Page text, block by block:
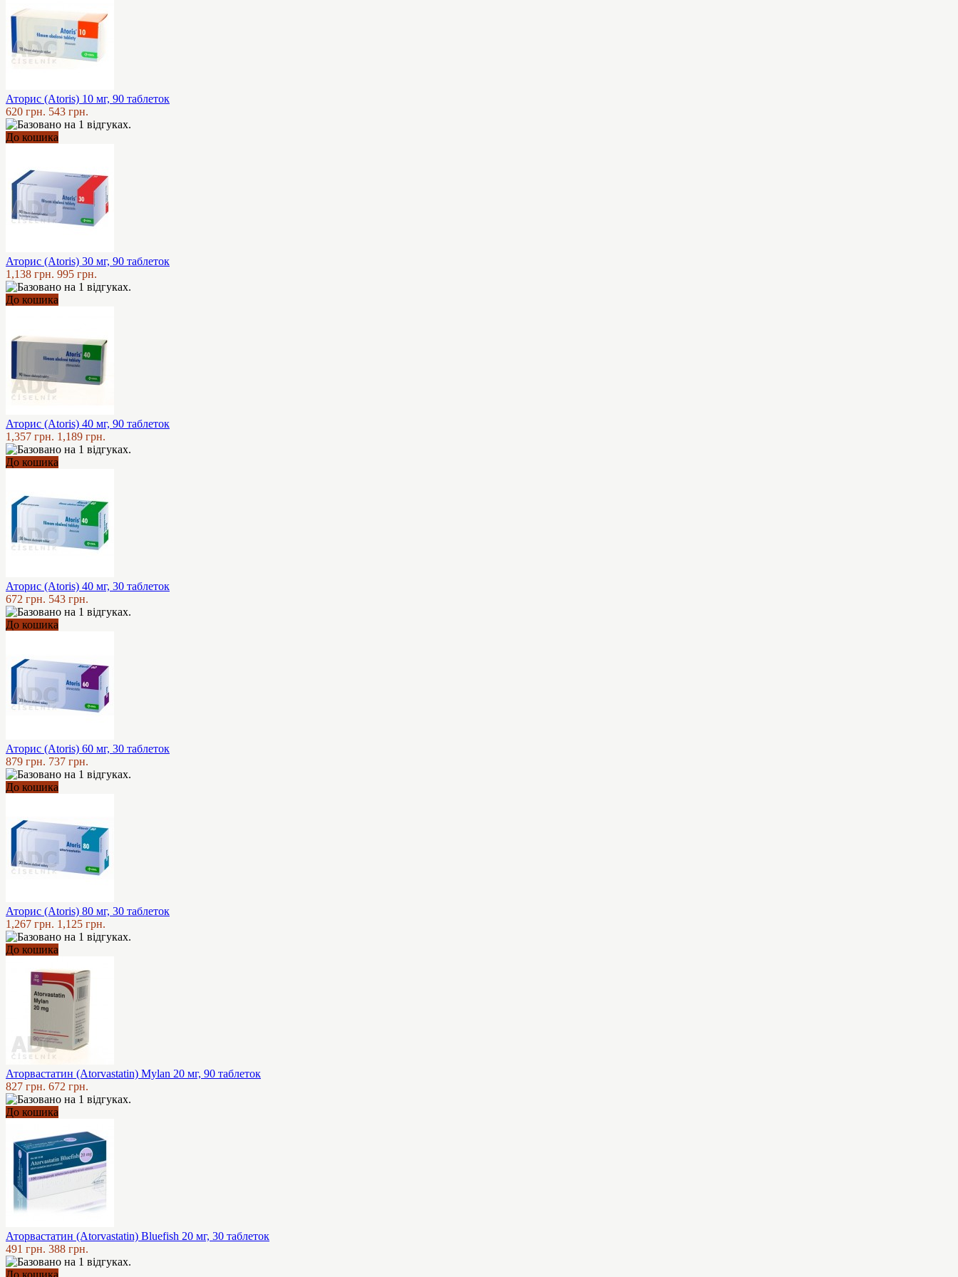
Аторис (Atoris) 10 мг, 90 таблеток
620 грн. 543 грн.
До кошика
Аторис (Atoris) 30 мг, 90 таблеток
1,138 грн. 995 грн.
До кошика
Аторис (Atoris) 40 мг, 90 таблеток
1,357 грн. 1,189 грн.
До кошика
Аторис (Atoris) 40 мг, 30 таблеток
672 грн. 543 грн.
До кошика
Аторис (Atoris) 60 мг, 30 таблеток
879 грн. 737 грн.
До кошика
Аторис (Atoris) 80 мг, 30 таблеток
1,267 грн. 1,125 грн.
До кошика
Аторвастатин (Atorvastatin) Mylan 20 мг, 90 таблеток
827 грн. 672 грн.
До кошика
Аторвастатин (Atorvastatin) Bluefish 20 мг, 30 таблеток
491 грн. 388 грн.